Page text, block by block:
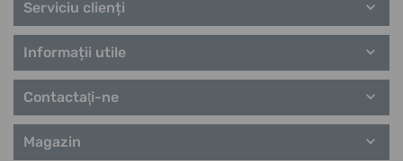
Serviciu clienți
Informații utile
Contactaţi-ne
Magazin